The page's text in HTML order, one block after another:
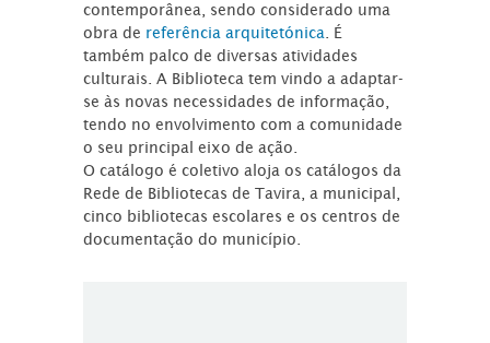
contemporânea, sendo considerado uma
obra de referência arquitetónica . É
também palco de diversas atividades
culturais. A Biblioteca tem vindo a adaptar-
se às novas necessidades de informação,
tendo no envolvimento com a comunidade
o seu principal eixo de ação.
O catálogo é coletivo aloja os catálogos da
Rede de Bibliotecas de Tavira, a municipal,
cinco bibliotecas escolares e os centros de
documentação do município.